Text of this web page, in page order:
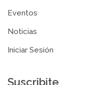
Eventos
Noticias
Iniciar Sesión
Suscribite